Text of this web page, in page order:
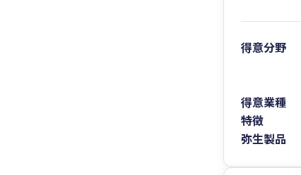
得意分野
得意業種
特徴
弥生製品